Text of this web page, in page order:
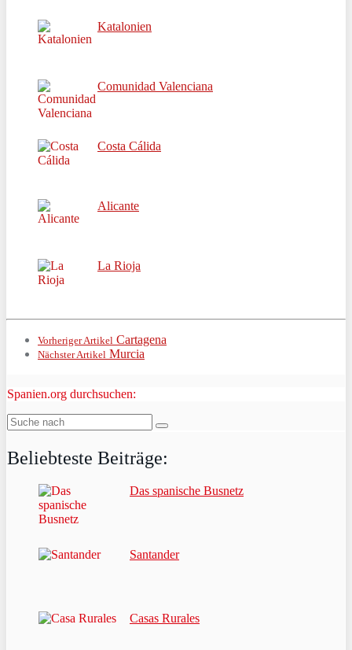
Katalonien
Comunidad Valenciana
Costa Cálida
Alicante
La Rioja
Vorheriger Artikel Cartagena
Nächster Artikel Murcia
Spanien.org durchsuchen:
Beliebteste Beiträge:
Das spanische Busnetz
Santander
Casas Rurales